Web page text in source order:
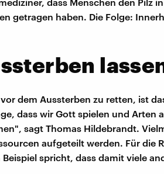
getragen haben. Die Folge:
dem Aussterben zu retten, ist
dass wir Gott spielen und Arten
sagt Thomas Hildebrandt.
aufgeteilt werden. Für die
spricht, dass damit viele